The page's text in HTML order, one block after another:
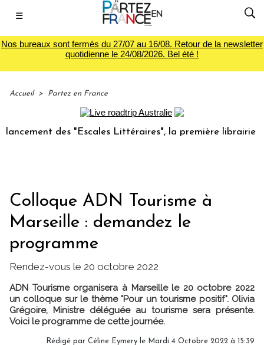
☰
Nos bureaux sont fermés du 27/07 au 16/08. Retour de la newsletter
quotidienne le 24/08/2026. Bel été !
Accueil > Partez en France
des "Escales Littéraires", la première librairie du
Colloque ADN Tourisme à
Marseille : demandez le
programme
Rendez-vous le 20 octobre 2022
ADN Tourisme organisera à Marseille le 20 octobre 2022
un colloque sur le thème "Pour un tourisme positif". Olivia
Grégoire, Ministre déléguée au tourisme sera présente.
Voici le programme de cette journée.
Rédigé par Céline Eymery le Mardi 4 Octobre 2022 à 15:39